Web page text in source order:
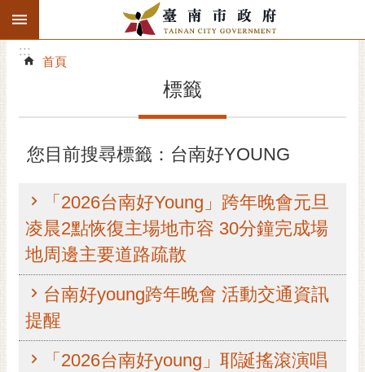
跳到主要內容區塊
搜
階
精彩府城
市府團隊
主題服務
市政資訊
市民互動
:::
:::
首頁
標籤
您目前搜尋標籤：台南好YOUNG
「2026台南好Young」跨年晚會元旦
凌晨2點恢復主場地市容 30分鐘完成場
地周邊主要道路疏散
台南好young跨年晚會 活動交通資訊
提醒
「2026台南好young」耶誕搖滾演唱